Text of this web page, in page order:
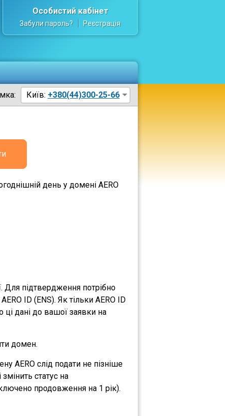
Особистий кабінет
Забули пароль? Реєстрація
Київ: +380(44)300-25-66
день у домені AERO
Для підтвердження потрібно
ID (ENS). Як тільки AERO ID
дані до вашої заявки на
домен.
AERO слід подати не пізніше
статус на
продовження на 1 рік).